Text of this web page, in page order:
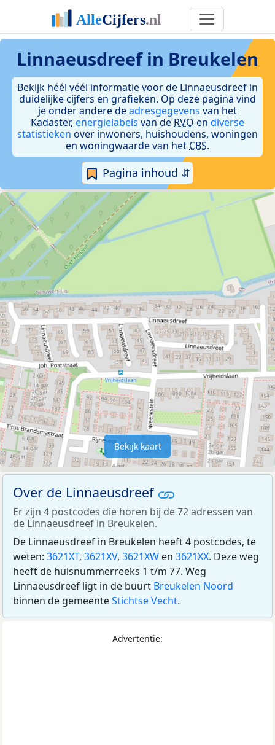
Linnaeusdreef in Breukelen
Bekijk héél véél informatie voor de Linnaeusdreef in
duidelijke cijfers en grafieken. Op deze pagina vind
je onder andere deadresgegevens van het
Kadaster, energielabels van de RVO en diverse
statistieken over inwoners, huishoudens, woningen
en woningwaarde van het CBS.
Pagina inhoud ⇵
Bekijk kaart
Over de Linnaeusdreef
Er zijn 4 postcodes die horen bij de 72 adressen van
de Linnaeusdreef in Breukelen.
De Linnaeusdreef in Breukelen heeft 4 postcodes, te
weten: 3621XT, 3621XV, 3621XW en 3621XX. Deze weg
heeft de huisnummerreeks 1 t/m 77. Weg
Linnaeusdreef ligt in de buurt Breukelen Noord
binnen de gemeenteStichtse Vecht.
Advertentie: